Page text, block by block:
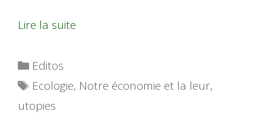
Lire la suite
Catégories
Editos
Étiquettes
Ecologie, Notre économie et la leur,
utopies